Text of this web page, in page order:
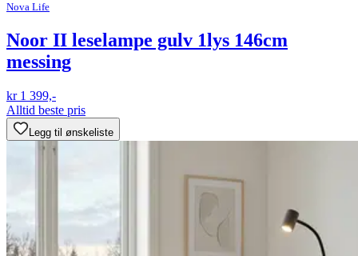
Nova Life
Noor II leselampe gulv 1lys 146cm
messing
kr 1 399,-
Alltid beste pris
Legg til ønskeliste